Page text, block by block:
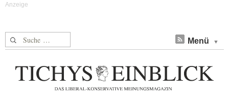
Suche nach: Menü